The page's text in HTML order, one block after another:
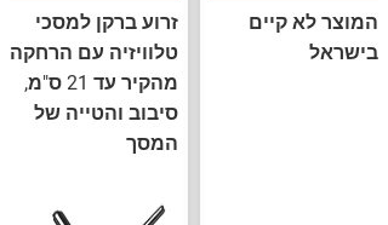
זרוע ברקן למסכי
טלוויזיה עם הרחקה
מהקיר עד 21 ס"מ,
סיבוב והטייה של
המסך
המוצר לא קיים
בישראל